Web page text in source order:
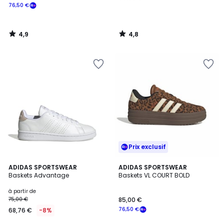
76,50 €
4,9
/
4,8
/
ADIDAS SPORTSWEAR
Baskets Advantage
à partir de
75,00 €
68,76 € -8%
4,7
/ 5
Prix exclusif
ADIDAS SPORTSWEAR
Baskets VL COURT BOLD
76,50 €
85,00 €
4,7
/ 5